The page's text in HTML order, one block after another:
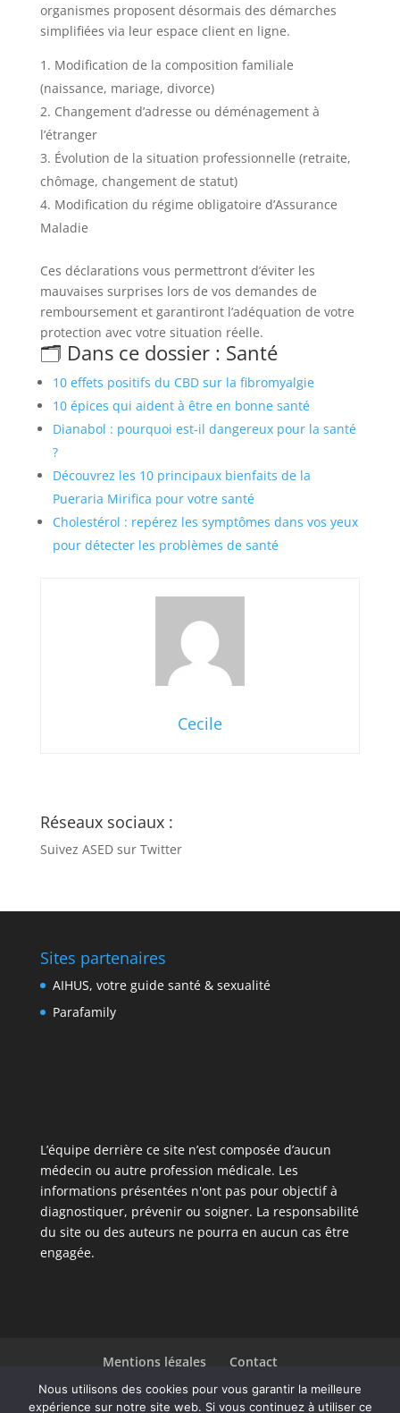
organismes proposent désormais des démarches
simplifiées via leur espace client en ligne.
Modification de la composition familiale
(naissance, mariage, divorce)
Changement d’adresse ou déménagement à
l’étranger
Évolution de la situation professionnelle (retraite,
chômage, changement de statut)
Modification du régime obligatoire d’Assurance
Maladie
Ces déclarations vous permettront d’éviter les
mauvaises surprises lors de vos demandes de
remboursement et garantiront l’adéquation de votre
protection avec votre situation réelle.
🗂️ Dans ce dossier : Santé
10 effets positifs du CBD sur la fibromyalgie
10 épices qui aident à être en bonne santé
Dianabol : pourquoi est-il dangereux pour la santé
?
Découvrez les 10 principaux bienfaits de la
Pueraria Mirifica pour votre santé
Cholestérol : repérez les symptômes dans vos yeux
pour détecter les problèmes de santé
Cecile
Réseaux sociaux :
Suivez ASED sur Twitter
Sites partenaires
AIHUS, votre guide santé & sexualité
Parafamily
L’équipe derrière ce site n’est composée d’aucun
médecin ou autre profession médicale. Les
informations présentées n'ont pas pour objectif à
diagnostiquer, prévenir ou soigner. La responsabilité
du site ou des auteurs ne pourra en aucun cas être
engagée.
Mentions légales
Contact
Liste des articles
Nous utilisons des cookies pour vous garantir la meilleure
expérience sur notre site web. Si vous continuez à utiliser ce